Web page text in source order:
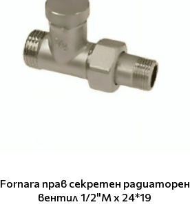
Fornara прав секретен радиаторен
вентил 1/2"M x 24*19